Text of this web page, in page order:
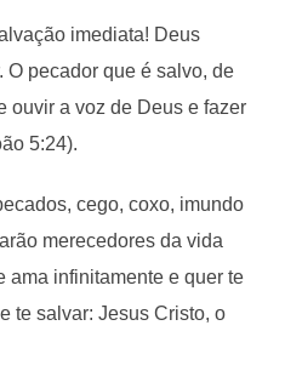
imediata! Deus
pecador que é salvo, de
ouvir a voz de Deus e fazer
5:24).
cego, coxo, imundo
merecedores da vida
ama infinitamente e quer te
te salvar: Jesus Cristo, o